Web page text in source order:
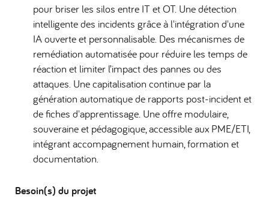
pour briser les silos entre IT et OT. Une détection
intelligente des incidents grâce à l'intégration d'une
IA ouverte et personnalisable. Des mécanismes de
remédiation automatisée pour réduire les temps de
réaction et limiter l’impact des pannes ou des
attaques. Une capitalisation continue par la
génération automatique de rapports post-incident et
de fiches d'apprentissage. Une offre modulaire,
souveraine et pédagogique, accessible aux PME/ETI,
intégrant accompagnement humain, formation et
documentation.
Besoin(s) du projet